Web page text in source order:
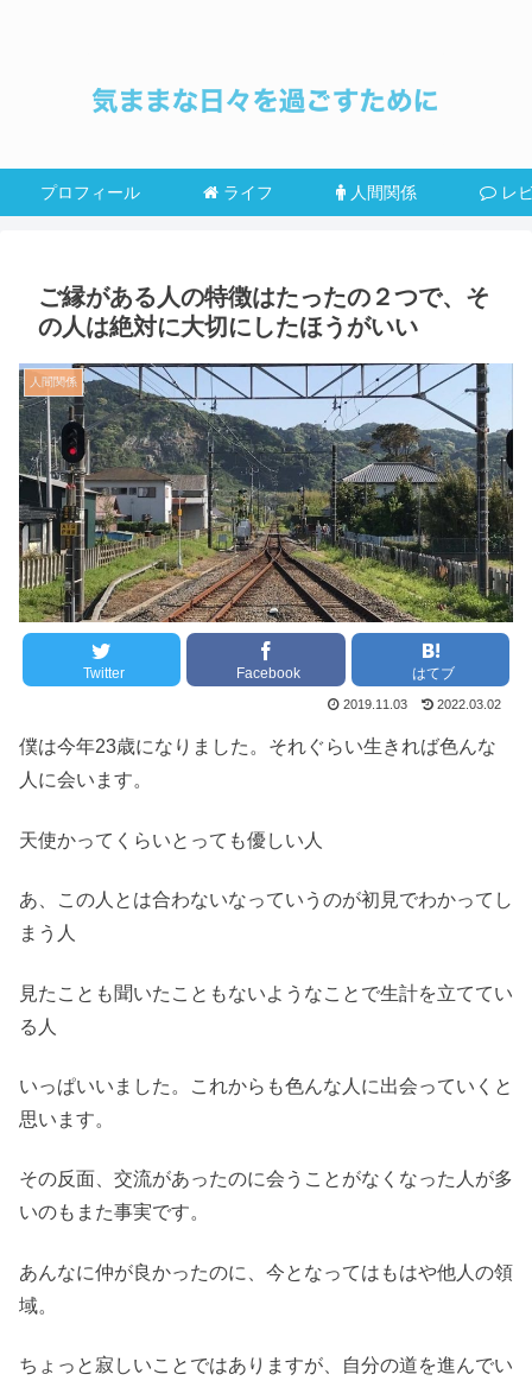
プロフィール ライフ 人間関係 レ
ご縁がある人の特徴はたったの２つで、そ
の人は絶対に大切にしたほうがいい
人間関係
Twitter Facebook はてブ
2019.11.03 2022.03.02
僕は今年23歳になりました。それぐらい生きれば色んな
人に会います。
天使かってくらいとっても優しい人
あ、この人とは合わないなっていうのが初見でわかってし
まう人
見たことも聞いたこともないようなことで生計を立ててい
る人
いっぱいいました。これからも色んな人に出会っていくと
思います。
その反面、交流があったのに会うことがなくなった人が多
いのもまた事実です。
あんなに仲が良かったのに、今となってはもはや他人の領
域。
ちょっと寂しいことではありますが、自分の道を進んでい